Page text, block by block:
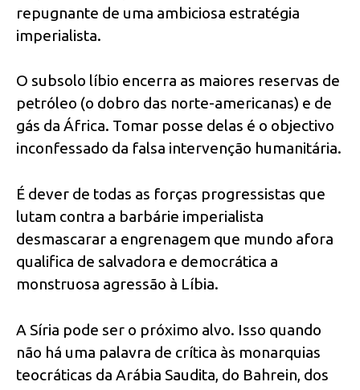
repugnante de uma ambiciosa estratégia
imperialista.
O subsolo líbio encerra as maiores reservas de
petróleo (o dobro das norte-americanas) e de
gás da África. Tomar posse delas é o objectivo
inconfessado da falsa intervenção humanitária.
É dever de todas as forças progressistas que
lutam contra a barbárie imperialista
desmascarar a engrenagem que mundo afora
qualifica de salvadora e democrática a
monstruosa agressão à Líbia.
A Síria pode ser o próximo alvo. Isso quando
não há uma palavra de crítica às monarquias
teocráticas da Arábia Saudita, do Bahrein, dos